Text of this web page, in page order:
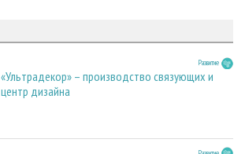
Развитие
«Ультрадекор» – производство связующих и
центр дизайна